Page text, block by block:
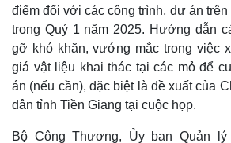
điểm đối với các công trình, dự án trên
trong Quý 1 năm 2025. Hướng dẫn
gỡ khó khăn, vướng mắc trong việc
giá vật liệu khai thác tại các mỏ để
án (nếu cần), đặc biệt là đề xuất của
dân tỉnh Tiền Giang tại cuộc họp.
Bộ Công Thương, Ủy ban Quản